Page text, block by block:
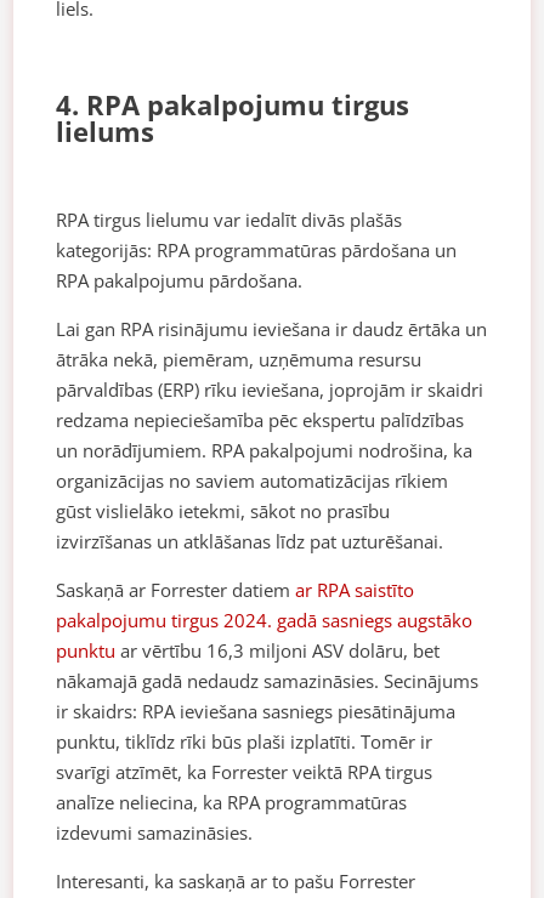
liels.
4. RPA pakalpojumu tirgus
lielums
RPA tirgus lielumu var iedalīt divās plašās
kategorijās: RPA programmatūras pārdošana un
RPA pakalpojumu pārdošana.
Lai gan RPA risinājumu ieviešana ir daudz ērtāka un
ātrāka nekā, piemēram, uzņēmuma resursu
pārvaldības (ERP) rīku ieviešana, joprojām ir skaidri
redzama nepieciešamība pēc ekspertu palīdzības
un norādījumiem. RPA pakalpojumi nodrošina, ka
organizācijas no saviem automatizācijas rīkiem
gūst vislielāko ietekmi, sākot no prasību
izvirzīšanas un atklāšanas līdz pat uzturēšanai.
Saskaņā ar Forrester datiemar RPA saistīto
pakalpojumu tirgus 2024. gadā sasniegs augstāko
punktu ar vērtību 16,3 miljoni ASV dolāru, bet
nākamajā gadā nedaudz samazināsies. Secinājums
ir skaidrs: RPA ieviešana sasniegs piesātinājuma
punktu, tiklīdz rīki būs plaši izplatīti. Tomēr ir
svarīgi atzīmēt, ka Forrester veiktā RPA tirgus
analīze neliecina, ka RPA programmatūras
izdevumi samazināsies.
Interesanti, ka saskaņā ar to pašu Forrester